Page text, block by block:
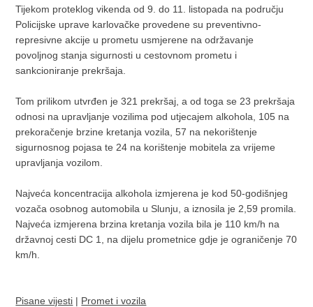
Tijekom proteklog vikenda od 9. do 11. listopada na području
Policijske uprave karlovačke provedene su preventivno-
represivne akcije u prometu usmjerene na održavanje
povoljnog stanja sigurnosti u cestovnom prometu i
sankcioniranje prekršaja.
Tom prilikom utvrđen je 321 prekršaj, a od toga se 23 prekršaja
odnosi na upravljanje vozilima pod utjecajem alkohola, 105 na
prekoračenje brzine kretanja vozila, 57 na nekorištenje
sigurnosnog pojasa te 24 na korištenje mobitela za vrijeme
upravljanja vozilom.
Najveća koncentracija alkohola izmjerena je kod 50-godišnjeg
vozača osobnog automobila u Slunju, a iznosila je 2,59 promila.
Najveća izmjerena brzina kretanja vozila bila je 110 km/h na
državnoj cesti DC 1, na dijelu prometnice gdje je ograničenje 70
km/h.
Pisane vijesti | Promet i vozila